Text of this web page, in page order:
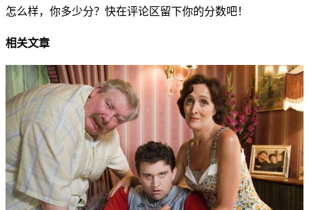
怎么样，你多少分？快在评论区留下你的分数吧！
相关文章